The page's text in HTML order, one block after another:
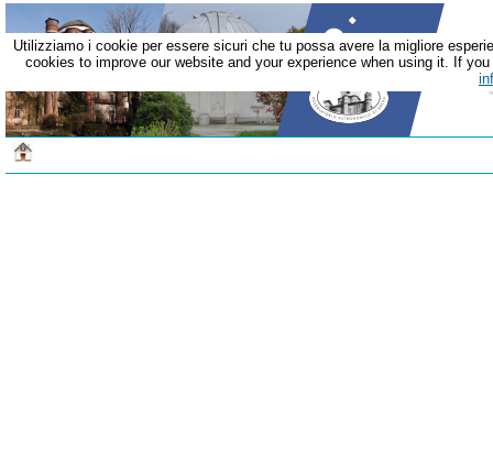
Utilizziamo i cookie per essere sicuri che tu possa avere la migliore
cookies to improve our website and your experience when using it. If